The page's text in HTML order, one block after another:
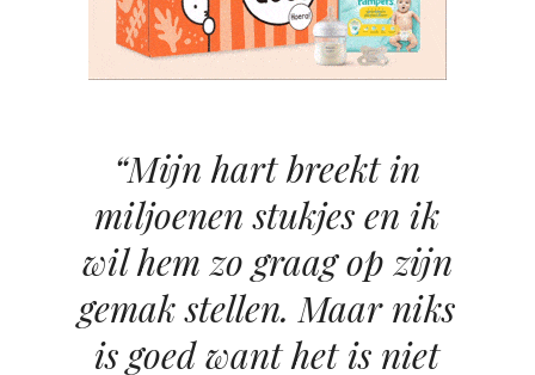
“Mijn hart breekt in
miljoenen stukjes en ik
wil hem zo graag op zijn
gemak stellen. Maar niks
is goed want het is niet